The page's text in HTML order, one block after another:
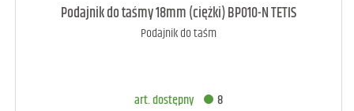
art. raczej dostępny 3
Podajnik do taśmy 18mm (ciężki) BP010-N TETIS
Podajnik do taśm
art. dostępny 8